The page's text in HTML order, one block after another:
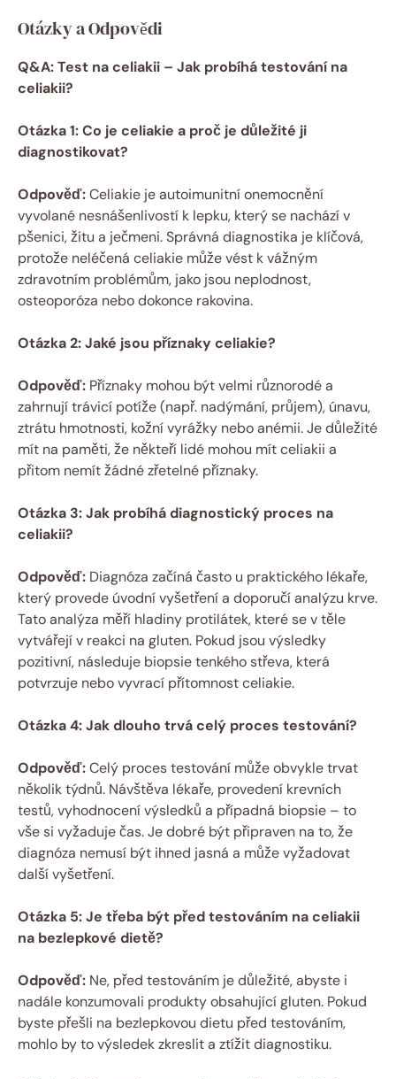
Otázky a Odpovědi
Q&A: Test na celiakii – Jak probíhá testování na
celiakii?
Otázka 1: Co je celiakie a proč je důležité ji
diagnostikovat?
Odpověď:Celiakie je autoimunitní onemocnění
vyvolané nesnášenlivostí k lepku, který se nachází v
pšenici, žitu a ječmeni. Správná diagnostika je klíčová,
protože neléčená celiakie může vést k vážným
zdravotním problémům, jako jsou neplodnost,
osteoporóza nebo dokonce rakovina.
Otázka 2: Jaké jsou příznaky celiakie?
Odpověď: Příznaky mohou být velmi různorodé a
zahrnují trávicí potíže (např. nadýmání, průjem), únavu,
ztrátu hmotnosti, kožní vyrážky nebo anémii. Je důležité
mít na paměti, že někteří lidé mohou mít celiakii a
přitom nemít žádné zřetelné příznaky.
Otázka 3: Jak probíhá diagnostický proces na
celiakii?
Odpověď: Diagnóza začíná často u praktického lékaře,
který provede úvodní vyšetření a doporučí analýzu krve.
Tato analýza měří hladiny protilátek, které se v těle
vytvářejí v reakci na gluten. Pokud jsou výsledky
pozitivní, následuje biopsie tenkého střeva, která
potvrzuje nebo vyvrací přítomnost celiakie.
Otázka 4: Jak dlouho trvá celý proces testování?
Odpověď:Celý proces testování může obvykle trvat
několik týdnů. Návštěva lékaře, provedení krevních
testů, vyhodnocení výsledků a případná biopsie – to
vše si vyžaduje čas. Je dobré být připraven na to, že
diagnóza nemusí být ihned jasná a může vyžadovat
další vyšetření.
Otázka 5: Je třeba být před testováním na celiakii
na bezlepkové dietě?
Odpověď: Ne, před testováním je důležité, abyste i
nadále konzumovali produkty obsahující gluten. Pokud
byste přešli na bezlepkovou dietu před testováním,
mohlo by to výsledek zkreslit a ztížit diagnostiku.